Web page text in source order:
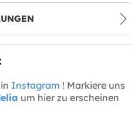
Instagram ! Markiere uns
um hier zu erscheinen